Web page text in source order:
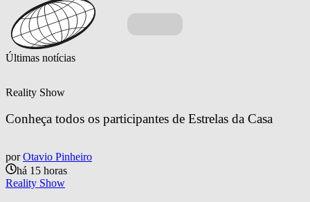
Últimas notícias
Reality Show
Conheça todos os participantes de Estrelas da Casa
por Otavio Pinheiro
há 15 horas
Reality Show